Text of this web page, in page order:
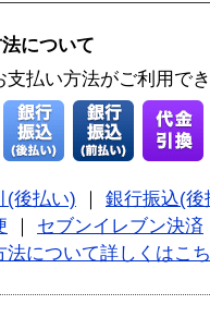
について
支払い方法がご利用で
(後払い)
銀行振込(後
セブンイレブン決済
法について詳しくはこ